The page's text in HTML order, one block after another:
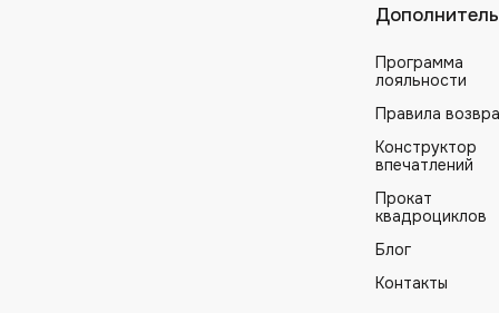
Программа
лояльности
Правила
Конструктор
впечатлений
Прокат
квадроциклов
Блог
Контакты